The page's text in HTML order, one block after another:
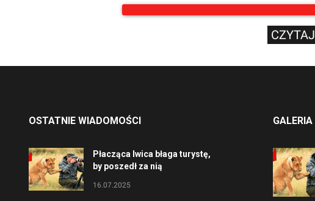
OSTATNIE WIADOMOŚCI
Płacząca lwica błaga turystę,
by poszedł za nią
16.07.2025
GALERIA